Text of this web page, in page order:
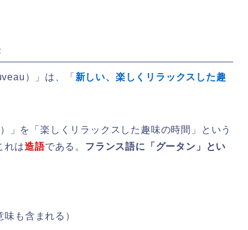
）」は、「 新しい、楽しくリラックスした趣
」を「楽しくリラックスした趣味の時間」という
れは造語である。 フランス語に「グータン」とい
も含まれる）